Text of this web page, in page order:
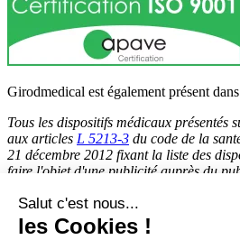
Girodmedical est également présent
Tous les dispositifs médicaux présentés
aux articles L 5213-3 du code de la
21 décembre 2012 fixant la liste des
faire l'objet d'une publicité auprès du
du code de la santé publique.
être légalement promus et rendus
© 2026 Girodmedical. Tous droits
Salut c'est nous...
les Cookies !